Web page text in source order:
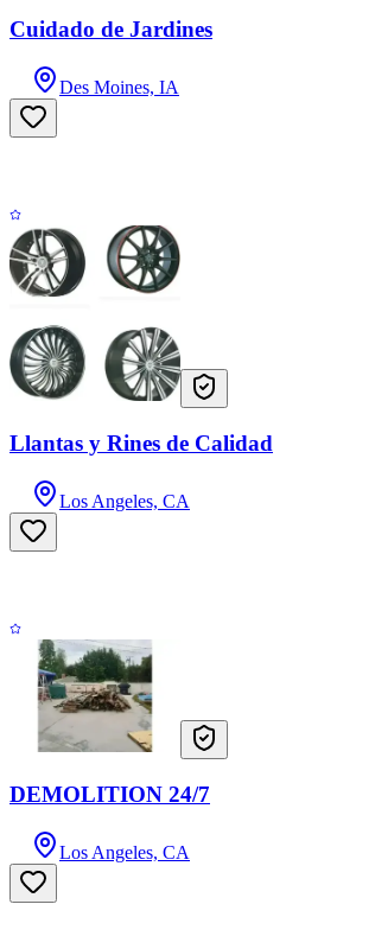
Cuidado de Jardines
Des Moines, IA
Llantas y Rines de Calidad
Los Angeles, CA
DEMOLITION 24/7
Los Angeles, CA